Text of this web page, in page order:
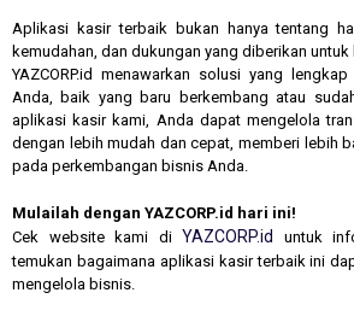
Aplikasi kasir terbaik bukan hanya tentang
kemudahan, dan dukungan yang diberikan
YAZCORP.id menawarkan solusi yang
Anda, baik yang baru berkembang atau
aplikasi kasir kami, Anda dapat mengelola
dengan lebih mudah dan cepat, memberi lebih
pada perkembangan bisnis Anda.
Mulailah dengan YAZCORP.id hari ini!
Cek website kami di YAZCORP.id
untuk
temukan bagaimana aplikasi kasir terbaik ini
mengelola bisnis.